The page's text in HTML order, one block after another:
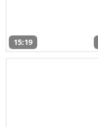
15:19